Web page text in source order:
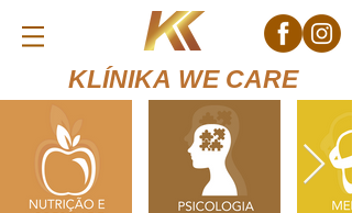
KLÍNIKA WE CARE